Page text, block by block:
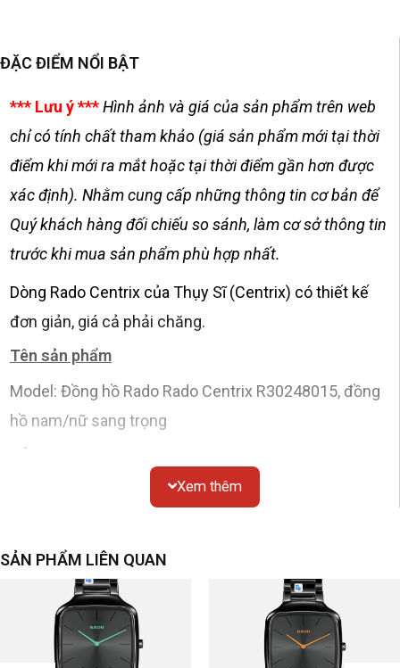
ĐẶC ĐIỂM NỔI BẬT
*** Lưu ý ***Hình ảnh và giá của sản phẩm trên web
chỉ có tính chất tham khảo (giá sản phẩm mới tại thời
điểm khi mới ra mắt hoặc tại thời điểm gần hơn được
xác định). Nhằm cung cấp những thông tin cơ bản để
Quý khách hàng đối chiếu so sánh, làm cơ sở thông tin
trước khi mua sản phẩm phù hợp nhất.
Dòng Rado Centrix của Thụy Sĩ (Centrix) có thiết kế
đơn giản, giá cả phải chăng.
Tên sản phẩm
Model: Đồng hồ Rado Rado Centrix R30248015, đồng
hồ nam/nữ sang trọng
Vỏ
: tròn, thép không gỉ
Chống thấm nước: 30 mét
Kích thước: đường kính 33mm
Nắp dưới: hở
Mặt số
Xem thêm
SẢN PHẨM LIÊN QUAN